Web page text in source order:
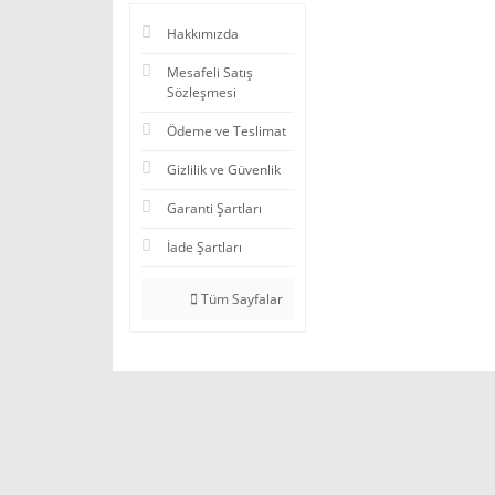
Hakkımızda
Mesafeli Satış
Sözleşmesi
Ödeme ve Teslimat
Gizlilik ve Güvenlik
Garanti Şartları
İade Şartları
Tüm Sayfalar